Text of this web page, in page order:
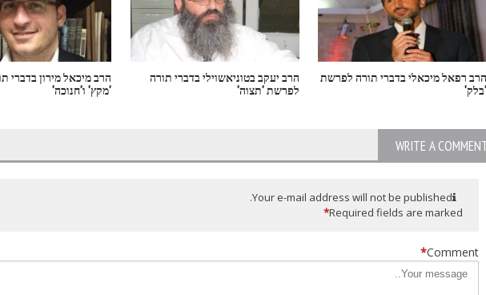
הרב רפאל מיכאלי בדברי תורה לפרשת
'בלק'
הרב יעקב בטוניאשוילי בדברי תורה
לפרשת 'תצוה'
הרב מיכאל מירון בדברי
'מקץ' ו'חנוכה'
WRITE A
Your e-mail address will not be published.
Required fields are marked
*
Comment
*